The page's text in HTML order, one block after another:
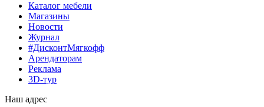
Каталог мебели
Магазины
Новости
Журнал
#ДисконтМягкофф
Арендаторам
Реклама
3D-тур
Наш адрес